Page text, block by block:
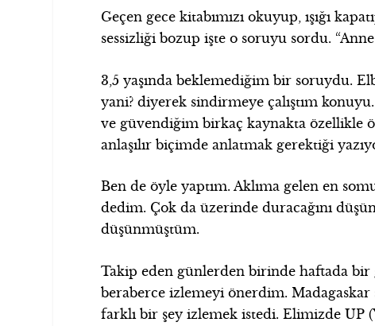
Geçen gece kitabımızı okuyup, ışığı
sessizliği bozup işte o soruyu sordu.
3,5 yaşında beklemediğim bir soruydu.
yani? diyerek sindirmeye çalıştım
ve güvendiğim birkaç kaynakta özellikle
anlaşılır biçimde anlatmak gerektiği
Ben de öyle yaptım. Aklıma gelen en
dedim. Çok da üzerinde duracağını
düşünmüştüm.
Takip eden günlerden birinde haftada
beraberce izlemeyi önerdim.
farklı bir şey izlemek istedi. Elimizde UP